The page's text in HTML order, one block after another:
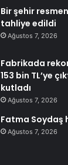
Bir şehir
tahliye edildi
Ağustos 7, 2026
Fabrikada
153 bin TL’ye
kutladı
Ağustos 7, 2026
Fatma Soydaş
Ağustos 7, 2026